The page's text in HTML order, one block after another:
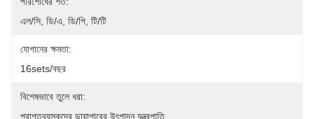
এল/সি, ডি/এ, ডি/পি, টি/টি
যোগানের ক্ষমতা:
16sets/বছর
বিশেষভাবে তুলে ধরা:
প্রাপ্তবয়স্কদের ডায়াপারের উৎপাদন যন্ত্রপাতি,